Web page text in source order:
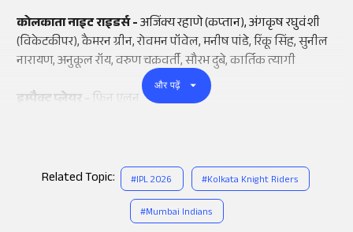
कोलकाता नाइट राइडर्स -अजिंक्य रहाणे (कप्तान), अंगकृष रघुवंशी
(विकेटकीपर), कैमरन ग्रीन, रोवमन पॉवेल, मनीष पांडे, रिंकू सिंह, सुनील
नारायण, अनुकूल रॉय, वरुण चक्रवर्ती, सौरभ दुबे, कार्तिक त्यागी
इम्पैक्ट प्लेयर - फिन एलन
और पढ़ें
Related Topic: #IPL 2026 #Kolkata Knight Riders
#Mumbai Indians